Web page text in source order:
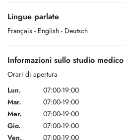
Lingue parlate
Français - English - Deutsch
Informazioni sullo studio medico
Orari di apertura
Lun.
07:00-19:00
Mar.
07:00-19:00
Mer.
07:00-19:00
Gio.
07:00-19:00
Ven.
07:00-19:00